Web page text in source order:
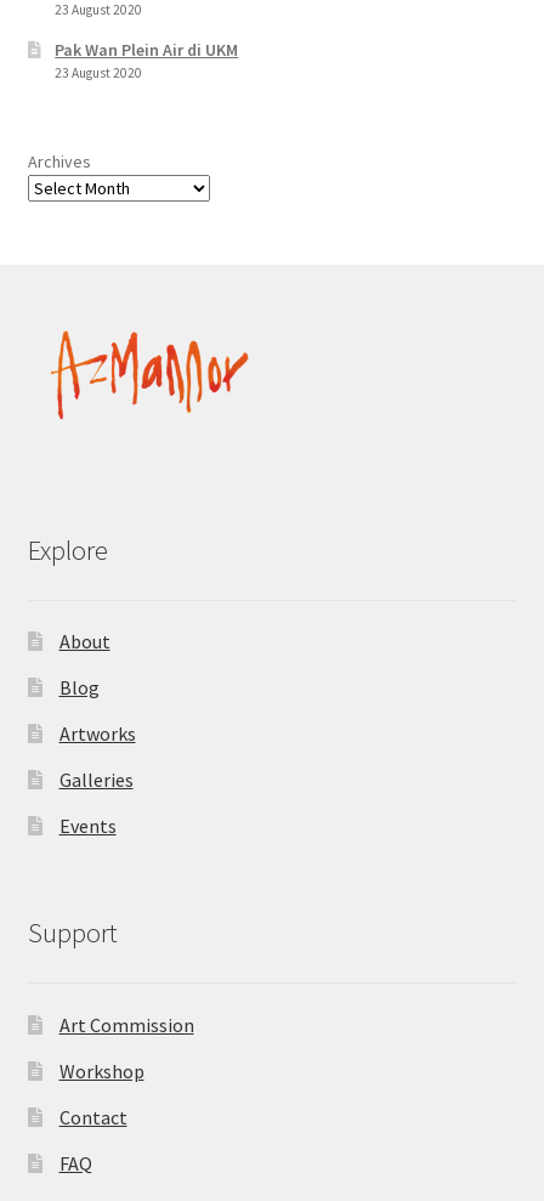
23 August 2020
Pak Wan Plein Air di UKM
23 August 2020
Archives
Explore
About
Blog
Artworks
Galleries
Events
Support
Art Commission
Workshop
Contact
FAQ